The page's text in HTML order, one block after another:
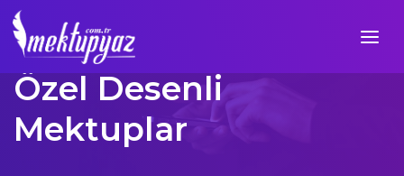
Özel Desenli
Mektuplar